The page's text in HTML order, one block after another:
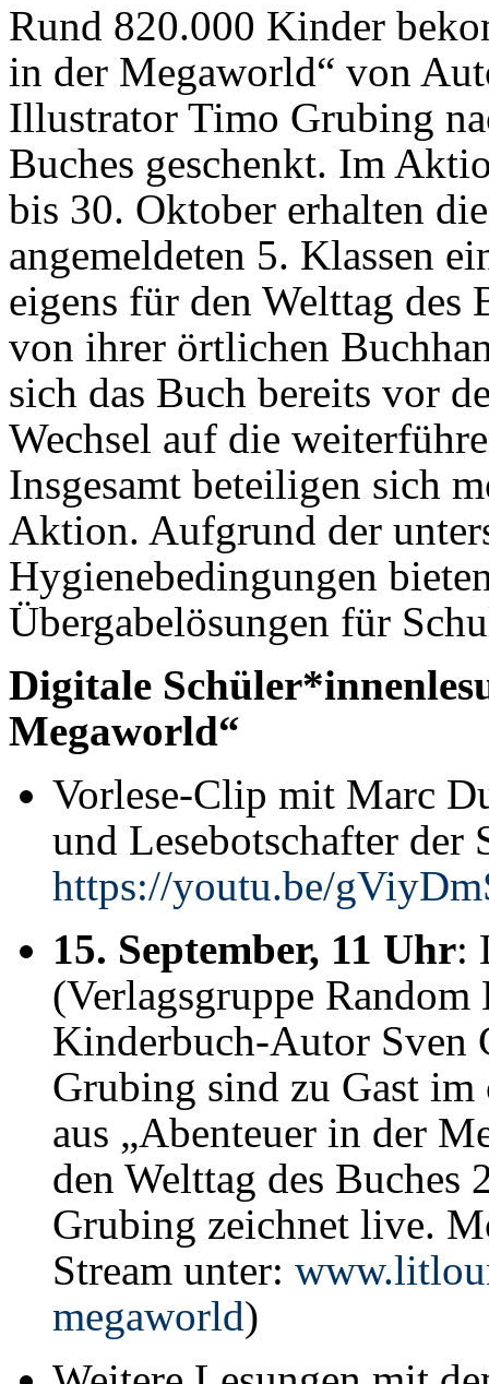
Rund 820.000 Kinder
in der Megaworld“ von
Illustrator Timo Grubing
Buches geschenkt. Im
bis 30. Oktober erhalten
angemeldeten 5. Klassen
eigens für den Welttag des
von ihrer örtlichen
sich das Buch bereits vor
Wechsel auf die
Insgesamt beteiligen sich
Aktion. Aufgrund der
Hygienebedingungen
Übergabelösungen für
Digitale
Megaworld“
Vorlese-Clip mit Marc
und Lesebotschafter der
https://youtu.be/
15. September, 11 Uhr:
(Verlagsgruppe
Kinderbuch-Autor Sven
Grubing sind zu Gast
aus „Abenteuer in der
den Welttag des Buches
Grubing zeichnet live.
Stream unter:
megaworld)